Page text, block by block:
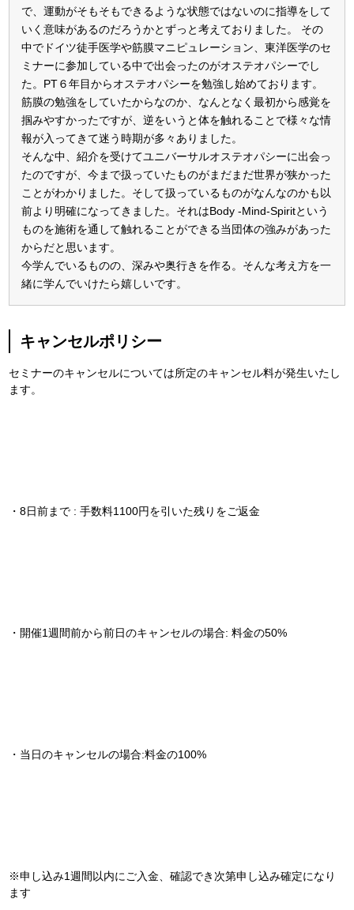
で、運動がそもそもできるような状態ではないのに指導をして
いく意味があるのだろうかとずっと考えておりました。 その
中でドイツ徒手医学や筋膜マニピュレーション、東洋医学のセ
ミナーに参加している中で出会ったのがオステオパシーでし
た。PT６年目からオステオパシーを勉強し始めております。
筋膜の勉強をしていたからなのか、なんとなく最初から感覚を
掴みやすかったですが、逆をいうと体を触れることで様々な情
報が入ってきて迷う時期が多々ありました。
そんな中、紹介を受けてユニバーサルオステオパシーに出会っ
たのですが、今まで扱っていたものがまだまだ世界が狭かった
ことがわかりました。そして扱っているものがなんなのかも以
前より明確になってきました。それはBody -Mind-Spiritという
ものを施術を通して触れることができる当団体の強みがあった
からだと思います。
今学んでいるものの、深みや奥行きを作る。そんな考え方を一
緒に学んでいけたら嬉しいです。
キャンセルポリシー
セミナーのキャンセルについては所定のキャンセル料が発生いたし
ます。
・8日前まで : 手数料1100円を引いた残りをご返金
・開催1週間前から前日のキャンセルの場合: 料金の50%
・当日のキャンセルの場合:料金の100%
※申し込み1週間以内にご入金、確認でき次第申し込み確定になり
ます